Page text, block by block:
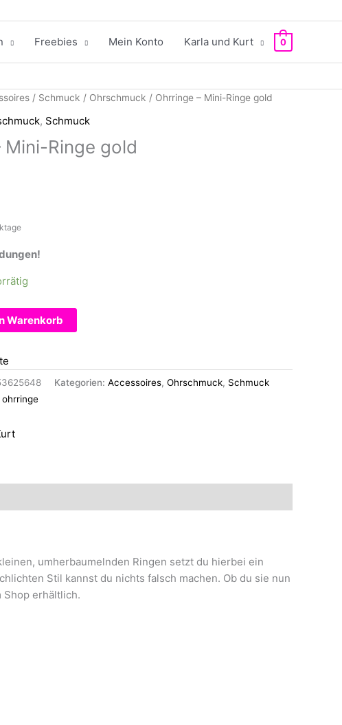
Freebies Mein Konto Karla und Kurt 0
/ Schmuck / Ohrschmuck / Ohrringe – Mini-Ringe gold
, Schmuck
Mini-Ringe gold
Warenkorb
Kategorien: Accessoires, Ohrschmuck, Schmuck
ohrringe
umherbaumelnden Ringen setzt du hierbei ein
Stil kannst du nichts falsch machen. Ob du sie nun
erhältlich.